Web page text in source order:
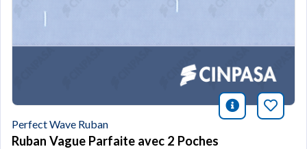
icono
Perfect Wave Ruban
Ruban Vague Parfaite avec 2 Poches